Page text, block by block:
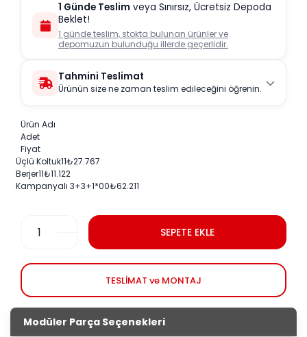
1 Günde Teslim veya Sınırsız, Ücretsiz Depoda
Beklet!
1 günde teslim, stokta bulunan ürünler ve
depomuzun bulunduğu illerde geçerlidir.
Tahmini Teslimat
Ürünün size ne zaman teslim edileceğini öğrenin.
Ürün Adı
Adet
Fiyat
Üçlü Koltuk11₺27.767
Berjer11₺11.122
Kampanyalı 3+3+1*00₺62.211
SEPETE EKLE
TESLİMAT ve MONTAJ
Modüler Parça Seçenekleri